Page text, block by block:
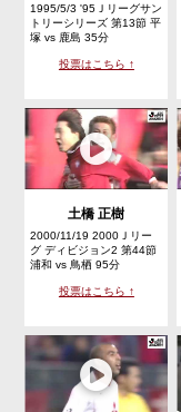
1995/5/3 '95Ｊリーグサン
トリーシリーズ 第13節 平
塚 vs 鹿島 35分
投票はこちら ↑
土橋 正樹
2000/11/19 2000Ｊリー
グ ディビジョン2 第44節
浦和 vs 鳥栖 95分
投票はこちら ↑